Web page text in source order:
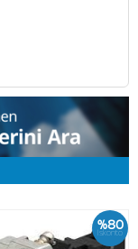
%80
İskonto